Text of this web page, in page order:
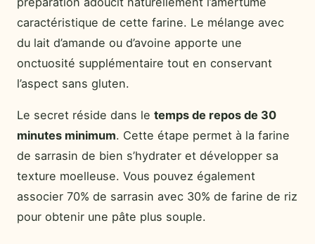
caractéristique de cette farine. Le mélange avec
du lait d’amande ou d’avoine apporte une
onctuosité supplémentaire tout en conservant
l’aspect sans gluten.
Le secret réside dans le temps de repos de 30
minutes minimum. Cette étape permet à la farine
de sarrasin de bien s’hydrater et développer sa
texture moelleuse. Vous pouvez également
associer 70% de sarrasin avec 30% de farine de riz
pour obtenir une pâte plus souple.